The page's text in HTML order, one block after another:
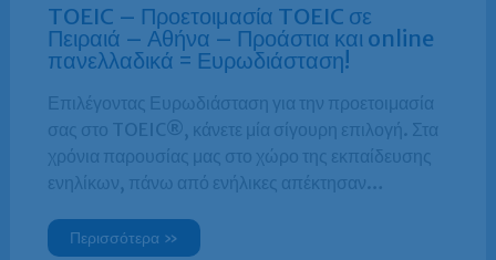
TOEIC – Προετοιμασία TOEIC σε
Πειραιά – Αθήνα – Προάστια και online
πανελλαδικά = Ευρωδιάσταση!
Επιλέγοντας Ευρωδιάσταση για την προετοιμασία
σας στο TOEIC®, κάνετε μία σίγουρη επιλογή. Στα
χρόνια παρουσίας μας στο χώρο της εκπαίδευσης
ενηλίκων, πάνω από ενήλικες απέκτησαν…
Περισσότερα »